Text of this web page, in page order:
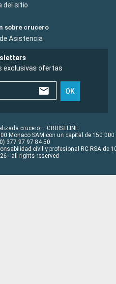
del sitio
sobre crucero
Asistencia
exclusivas ofertas
OK
crucero – CRUISELINE
Monaco SAM con un capital de 150 000
377 97 97 84 50
civil y profesional RC RSA de
- all rights reserved